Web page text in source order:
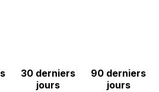
30 derniers
jours
90 derniers
jours